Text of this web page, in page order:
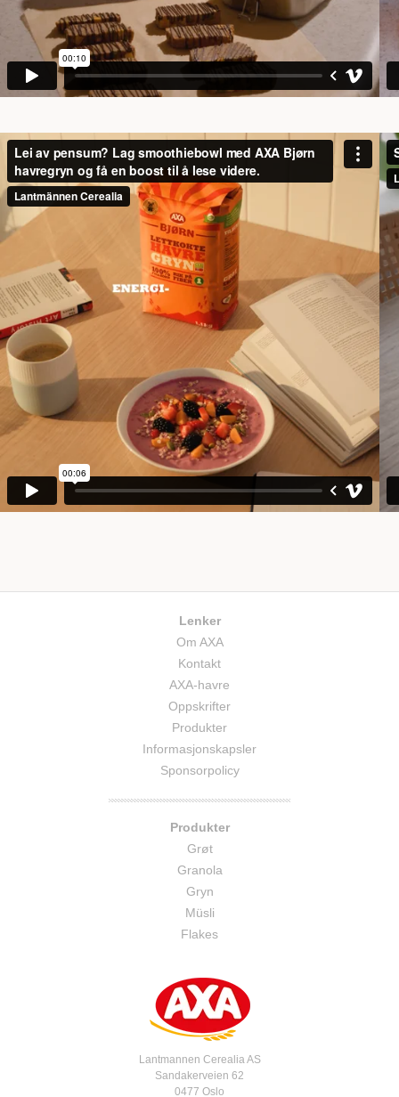
Lenker
Om AXA
Kontakt
AXA-havre
Oppskrifter
Produkter
Informasjonskapsler
Sponsorpolicy
Produkter
Grøt
Granola
Gryn
Müsli
Flakes
Lantmannen Cerealia AS
Sandakerveien 62
0477 Oslo